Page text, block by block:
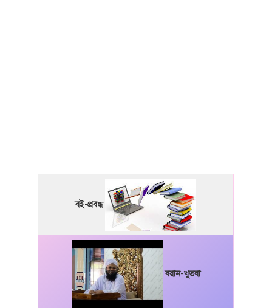
বই-প্রবন্ধ
বয়ান-খুতবা